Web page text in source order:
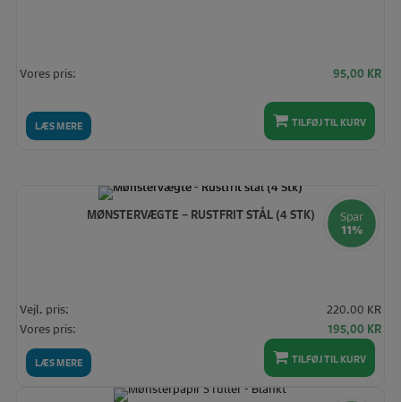
LÆS MERE
Vores pris: 95,00 KR
TILFØJ TIL KURV
Spar
11%
MØNSTERVÆGTE – RUSTFRIT STÅL (4 STK)
LÆS MERE
Vejl. pris:
220.00 KR
Vores pris:
Den
oprindelige
pris
var:
195,00 KRDen
TILFØJ TIL KURV